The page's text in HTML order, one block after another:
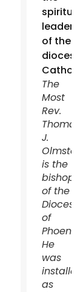
The
Most
Rev.
Thomas
J.
Olmsted
is the
bishop
of the
Diocese
of
Phoenix.
He
was
installed
as